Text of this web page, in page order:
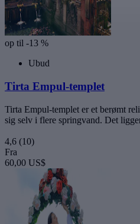
op til -13 %
Ubud
Tirta Empul-templet
Tirta Empul-templet er et berømt
sig selv i flere springvand. Det
4,6 (10)
Fra
60,00 US$